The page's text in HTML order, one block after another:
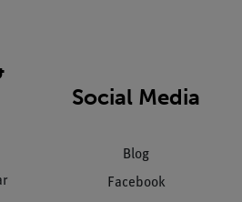
Social Media
Blog
Facebook